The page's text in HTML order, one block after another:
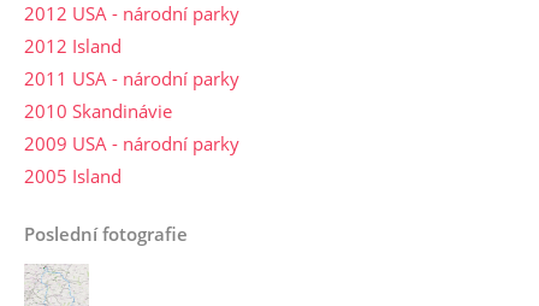
2012 USA - národní parky
2012 Island
2011 USA - národní parky
2010 Skandinávie
2009 USA - národní parky
2005 Island
Poslední fotografie